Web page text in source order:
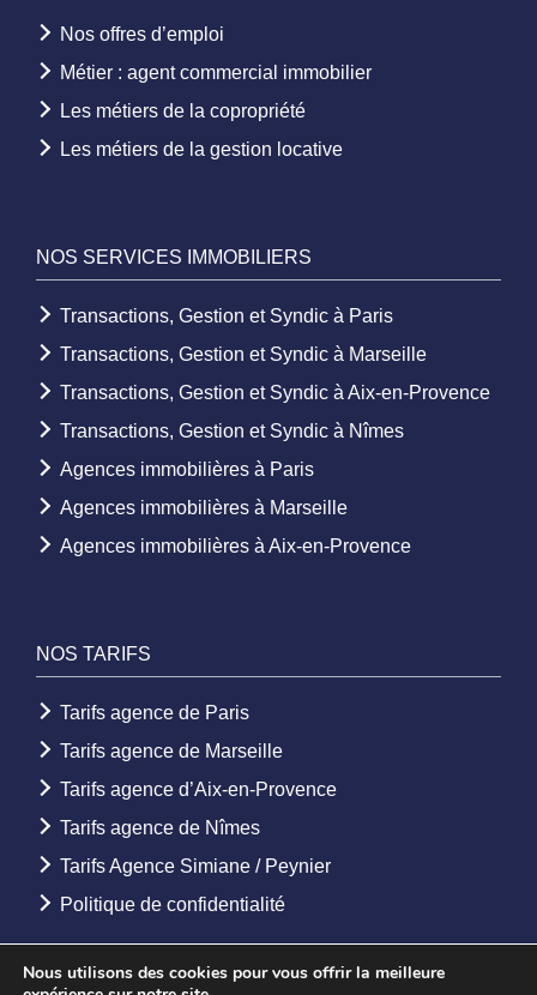
Nos offres d’emploi
Métier : agent commercial immobilier
Les métiers de la copropriété
Les métiers de la gestion locative
NOS SERVICES IMMOBILIERS
Transactions, Gestion et Syndic à Paris
Transactions, Gestion et Syndic à Marseille
Transactions, Gestion et Syndic à Aix-en-Provence
Transactions, Gestion et Syndic à Nîmes
Agences immobilières à Paris
Agences immobilières à Marseille
Agences immobilières à Aix-en-Provence
NOS TARIFS
Tarifs agence de Paris
Tarifs agence de Marseille
Tarifs agence d’Aix-en-Provence
Tarifs agence de Nîmes
Tarifs Agence Simiane / Peynier
Politique de confidentialité
Nous utilisons des cookies pour vous offrir la meilleure